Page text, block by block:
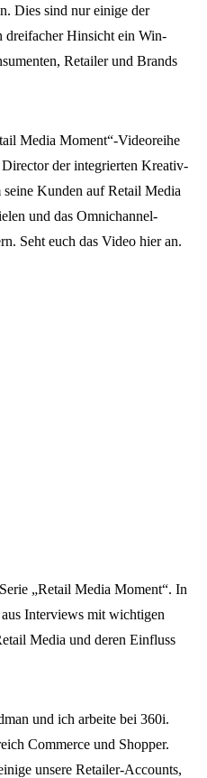
Dies sind nur einige der
dreifacher Hinsicht ein Win-
Retailer und Brands
Media Moment“-Videoreihe
der integrierten Kreativ-
Kunden auf Retail Media
und das Omnichannel-
Seht euch das Video hier an.
„Retail Media Moment“. In
Interviews mit wichtigen
Media und deren Einfluss
und ich arbeite bei 360i.
Commerce und Shopper.
unsere Retailer-Accounts,